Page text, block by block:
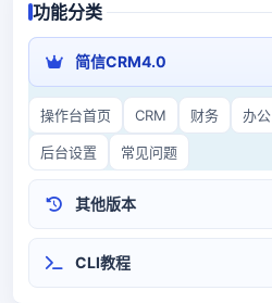
功能分类
简信CRM4.0
操作台首页 CRM 财务 办公
后台设置 常见问题
其他版本
CLI教程